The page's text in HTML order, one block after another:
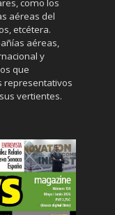
como los
aéreas del
etcétera.
aéreas,
y
que
representativos
vertientes.